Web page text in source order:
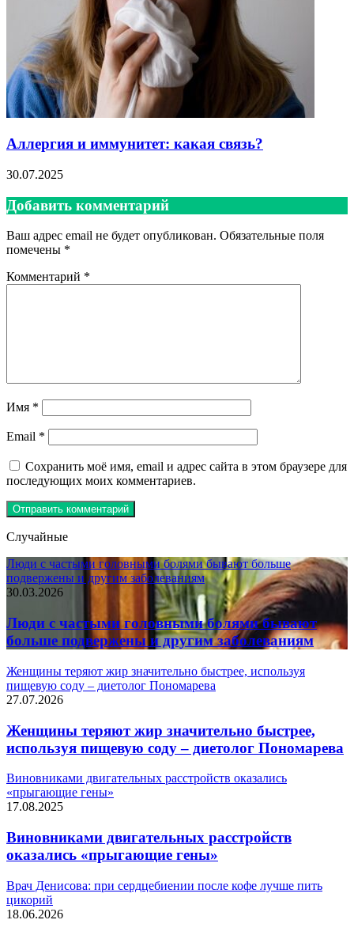
Аллергия и иммунитет: какая связь?
30.07.2025
Добавить комментарий
Ваш адрес email не будет опубликован. Обязательные поля
помечены *
Комментарий *
Имя *
Email *
Сохранить моё имя, email и адрес сайта в этом браузере для
последующих моих комментариев.
Случайные
Люди с частыми головными болями бывают больше
подвержены и другим заболеваниям
30.03.2026
Люди с частыми головными болями бывают
больше подвержены и другим заболеваниям
Женщины теряют жир значительно быстрее, используя
пищевую соду – диетолог Пономарева
27.07.2026
Женщины теряют жир значительно быстрее,
используя пищевую соду – диетолог Пономарева
Виновниками двигательных расстройств оказались
«прыгающие гены»
17.08.2025
Виновниками двигательных расстройств
оказались «прыгающие гены»
Врач Денисова: при сердцебиении после кофе лучше пить
цикорий
18.06.2026